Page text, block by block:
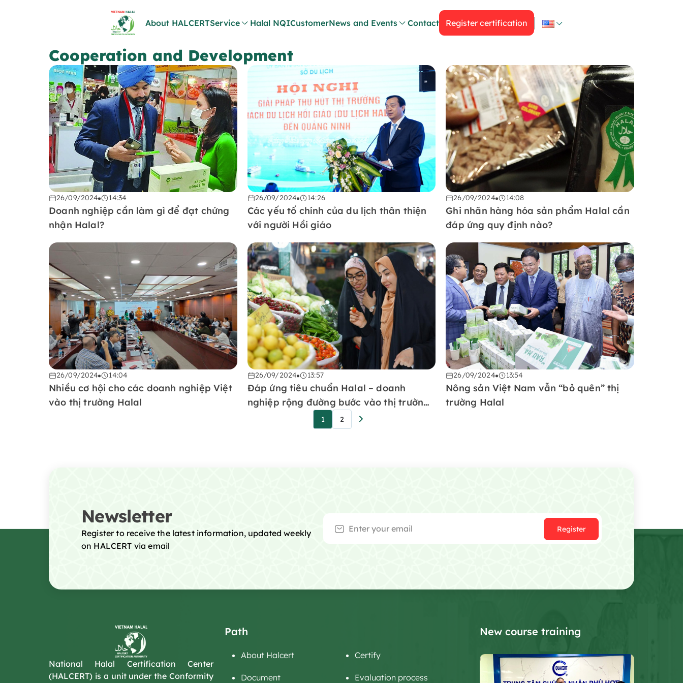
About HALCERTService Halal NQICustomerNews and Events Contact Register certification
Cooperation and Development
26/09/2024 14:34
Doanh nghiệp cần làm gì để đạt chứng
nhận Halal?
26/09/2024 14:26
Các yếu tố chính của du lịch thân thiện
với người Hồi giáo
26/09/2024 14:08
Ghi nhãn hàng hóa sản phẩm Halal cần
đáp ứng quy định nào?
26/09/2024 14:04
Nhiều cơ hội cho các doanh nghiệp Việt
vào thị trường Halal
26/09/2024 13:57
Đáp ứng tiêu chuẩn Halal – doanh
nghiệp rộng đường bước vào thị trường
26/09/2024 13:54
Nông sản Việt Nam vẫn “bỏ quên” thị
trường Halal
1 2
Newsletter
Register to receive the latest information, updated weekly
on HALCERT via email
Register
National Halal Certification Center
(HALCERT) is a unit under the Conformity
Path
About Halcert Certify
Document Evaluation process
New course training